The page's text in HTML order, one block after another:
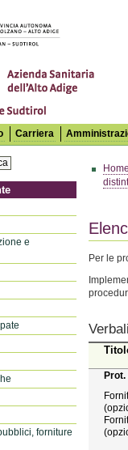
Carriera
e
forniture
Home
Per le